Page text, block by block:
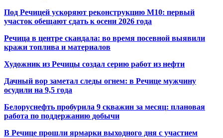
Под Речицей ускоряют реконструкцию М10: первый
участок обещают сдать к осени 2026 года
Речица в центре скандала: во время посевной выявили
кражи топлива и материалов
Художник из Речицы создал серию работ из нефти
Дачный вор заметал следы огнем: в Речице мужчину
осудили на 9,5 года
Белоруснефть пробурила 9 скважин за месяц: плановая
работа по поддержанию добычи
В Речице прошли ярмарки выходного дня с участием